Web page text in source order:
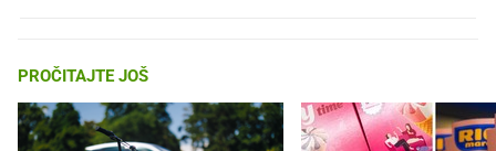
PROČITAJTE JOŠ